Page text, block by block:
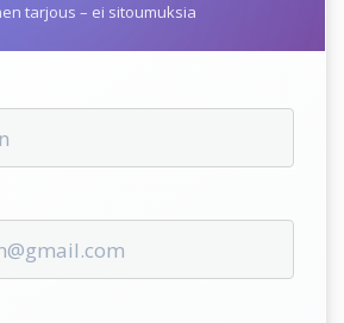
tarjous – ei sitoumuksia